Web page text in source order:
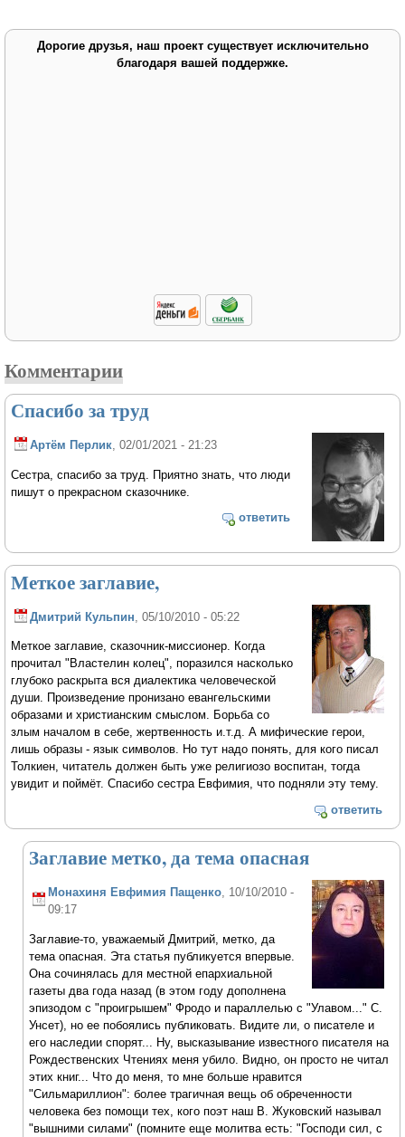
Дорогие друзья, наш проект существует исключительно
благодаря вашей поддержке.
Комментарии
Спасибо за труд
Артём Перлик , 02/01/2021 - 21:23
Сестра, спасибо за труд. Приятно знать, что люди
пишут о прекрасном сказочнике.
ответить
Меткое заглавие,
Дмитрий Кульпин , 05/10/2010 - 05:22
Меткое заглавие, сказочник-миссионер. Когда
прочитал "Властелин колец", поразился насколько
глубоко раскрыта вся диалектика человеческой
души. Произведение пронизано евангельскими
образами и христианским смыслом. Борьба со
злым началом в себе, жертвенность и.т.д. А мифические герои,
лишь образы - язык символов. Но тут надо понять, для кого писал
Толкиен, читатель должен быть уже религиозо воспитан, тогда
увидит и поймёт. Спасибо сестра Евфимия, что подняли эту тему.
ответить
Заглавие метко, да тема опасная
Монахиня Евфимия Пащенко, 10/10/2010 -
09:17
Заглавие-то, уважаемый Дмитрий, метко, да
тема опасная. Эта статья публикуется впервые.
Она сочинялась для местной епархиальной
газеты два года назад (в этом году дополнена
эпизодом с "проигрышем" Фродо и параллелью с "Улавом..." С.
Унсет), но ее побоялись публиковать. Видите ли, о писателе и
его наследии спорят... Ну, высказывание известного писателя на
Рождественских Чтениях меня убило. Видно, он просто не читал
этих книг... Что до меня, то мне больше нравится
"Сильмариллион": более трагичная вещь об обреченности
человека без помощи тех, кого поэт наш В. Жуковский называл
"вышними силами" (помните еще молитва есть: "Господи сил, с